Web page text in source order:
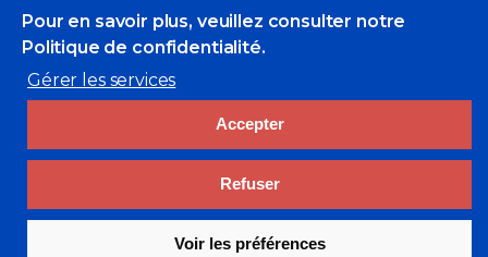
Pour en savoir plus, veuillez consulter notre
Politique de confidentialité.
Gérer les services
Accepter
Refuser
Voir les préférences
Expositions
individuelles